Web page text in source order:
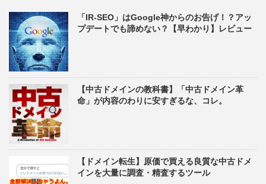
「IR-SEO」はGoogle神からのお告げ！？アッ
プデートでも諦めない？【早わかり】レビュー
【中古ドメインの教科書】「中古ドメイン革
命」が内容のわりに安すぎるな、コレ。
【ドメイン転生】原価で買える良質な中古ドメ
インを大量に調査・精査するツール